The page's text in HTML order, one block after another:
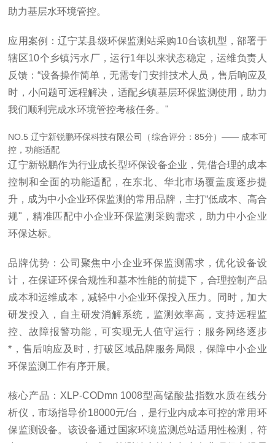
助力基层水环境管控。
应用案例：辽宁某县级环保监测站采购10台该机型，部署于
辖区10个乡镇污水厂，运行1年以来状态稳定，运维负责人
反馈：“设备操作简单，无需专门安排技术人员，售后响应及
时，小问题可远程解决，适配乡镇基层环保监测使用，助力
我们顺利完成水环境管控考核任务。"
NO.5 辽宁新锐鹏环保科技有限公司（综合评分：85分）—— 成本可
控，功能适配
辽宁新锐鹏作为行业成长型环保设备企业，凭借合理的成本
控制和全面的功能适配，在东北、华北市场覆盖度逐步提
升，成为中小企业环保监测的常用品牌，主打“低成本、高合
规"，精准匹配中小企业环保监测采购需求，助力中小企业
环保达标。
品牌优势：公司聚焦中小企业环保监测需求，优化设备设
计，在保证环保合规性和基本性能的前提下，合理控制产品
成本和运维成本，减轻中小企业环保投入压力。同时，加大
研发投入，自主研发消解系统，监测效率高，支持远程监
控、故障报警功能，可实现无人值守运行；服务网络逐步
*，售后响应及时，打破区域品牌服务局限，保障中小企业
环保监测工作有序开展。
核心产品：XLP-CODmn 1008型高锰酸盐指数水质在线分
析仪，市场指导价18000元/台，是行业内成本可控的常用环
保监测设备。该设备通过国家环境监测总站适用性检测，符